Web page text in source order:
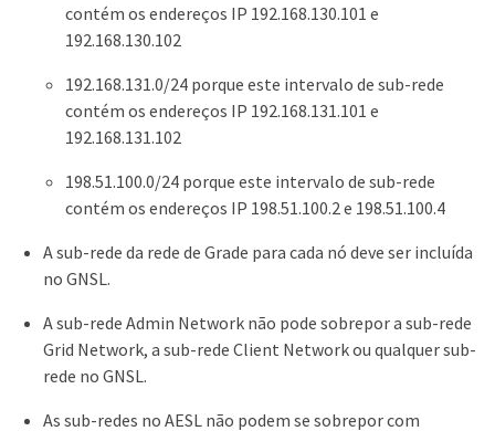
contém os endereços IP 192.168.130.101 e
192.168.130.102
192.168.131.0/24 porque este intervalo de sub-rede
contém os endereços IP 192.168.131.101 e
192.168.131.102
198.51.100.0/24 porque este intervalo de sub-rede
contém os endereços IP 198.51.100.2 e 198.51.100.4
A sub-rede da rede de Grade para cada nó deve ser incluída
no GNSL.
A sub-rede Admin Network não pode sobrepor a sub-rede
Grid Network, a sub-rede Client Network ou qualquer sub-
rede no GNSL.
As sub-redes no AESL não podem se sobrepor com